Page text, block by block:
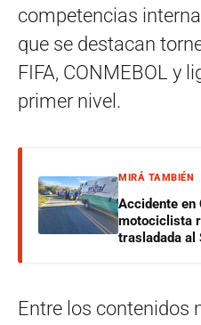
competencias
que se destacan
FIFA, CONMEBOL y
primer nivel.
MIRÁ TAMBIÉN
Accidente en
motociclista
trasladada al
Entre los contenidos